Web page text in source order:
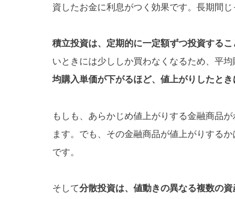
資したお金に利息がつく効果です。長期間
積立投資は、定期的に一定額ずつ投資するこ
いときには少ししか買わなくなるため、平
均購入単価が下がるほど、値上がりしたとき
もしも、あらかじめ値上がりする金融商品
ます。でも、その金融商品が値上がりする
です。
そして分散投資は、値動きの異なる複数の